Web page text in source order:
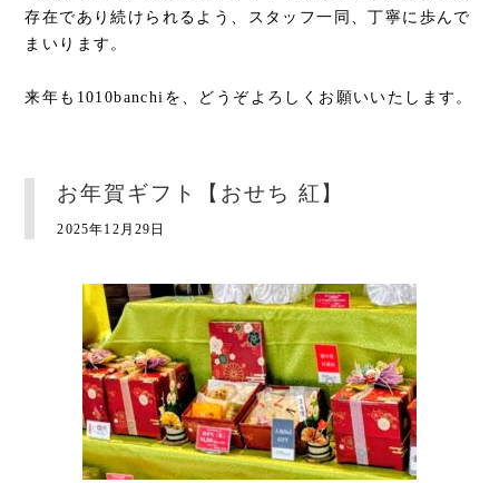
存在であり続けられるよう、スタッフ一同、丁寧に歩んで
まいります。
来年も1010banchiを、どうぞよろしくお願いいたします。
お年賀ギフト【おせち 紅】
2025年12月29日